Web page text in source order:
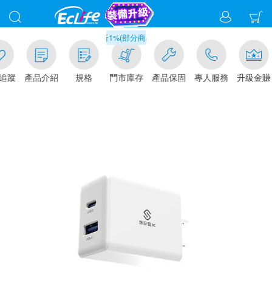
蹤 產品介紹 規格
滿千元門市取貨現折1%(部分商品不適用)-請點我看
門市庫存 產品保固 專人服務 升級金賺